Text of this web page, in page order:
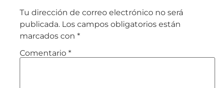
Tu dirección de correo electrónico no será
publicada. Los campos obligatorios están
marcados con *
Comentario *